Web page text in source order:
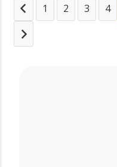
1 2 3 4